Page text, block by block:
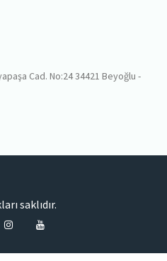
Cad. No:24 34421 Beyoğlu -
saklıdır.